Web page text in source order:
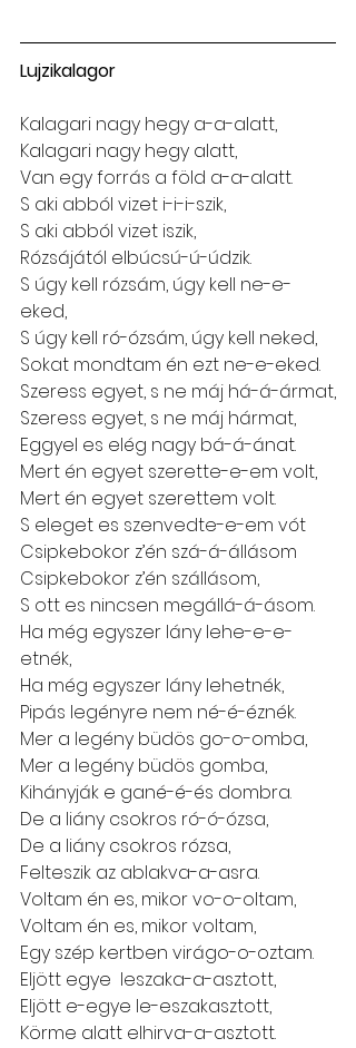
Lujzikalagor
Kalagari nagy hegy a-a-alatt,
Kalagari nagy hegy alatt,
Van egy forrás a föld a-a-alatt.
S aki abból vizet i-i-i-szik,
S aki abból vizet iszik,
Rózsájától elbúcsú-ú-údzik.
S úgy kell rózsám, úgy kell ne-e-
eked,
S úgy kell ró-ózsám, úgy kell neked,
Sokat mondtam én ezt ne-e-eked.
Szeress egyet, s ne máj há-á-ármat,
Szeress egyet, s ne máj hármat,
Eggyel es elég nagy bá-á-ánat.
Mert én egyet szerette-e-em volt,
Mert én egyet szerettem volt.
S eleget es szenvedte-e-em vót
Csipkebokor z’én szá-á-állásom
Csipkebokor z’én szállásom,
S ott es nincsen megállá-á-ásom.
Ha még egyszer lány lehe-e-e-
etnék,
Ha még egyszer lány lehetnék,
Pipás legényre nem né-é-éznék.
Mer a legény büdös go-o-omba,
Mer a legény büdös gomba,
Kihányják e gané-é-és dombra.
De a liány csokros ró-ó-ózsa,
De a liány csokros rózsa,
Felteszik az ablakva-a-asra.
Voltam én es, mikor vo-o-oltam,
Voltam én es, mikor voltam,
Egy szép kertben virágo-o-oztam.
Eljött egye  leszaka-a-asztott,
Eljött e-egye le-eszakasztott,
Körme alatt elhirva-a-asztott.